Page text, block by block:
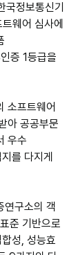
국정보통신기
웨어 심사에
증 1등급을
소프트웨어
아 공공부문
우수
를 다지게
연구소의 객
준 기반으로
성, 성능효